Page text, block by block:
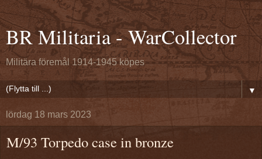
BR Militaria - WarCollector
Militära föremål 1914-1945 köpes
▼
lördag 18 mars 2023
M/93 Torpedo case in bronze